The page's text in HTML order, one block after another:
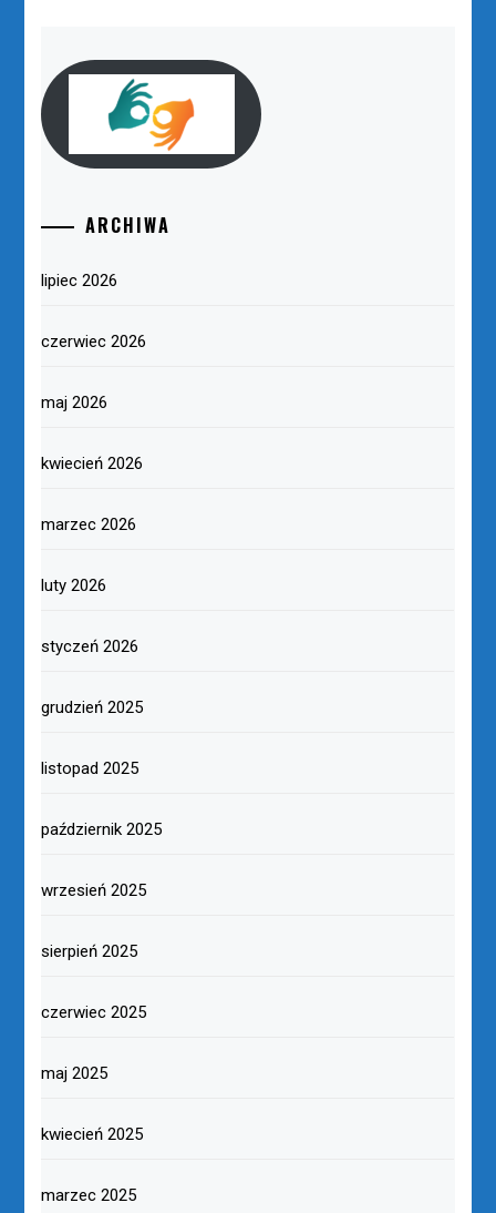
ARCHIWA
lipiec 2026
czerwiec 2026
maj 2026
kwiecień 2026
marzec 2026
luty 2026
styczeń 2026
grudzień 2025
listopad 2025
październik 2025
wrzesień 2025
sierpień 2025
czerwiec 2025
maj 2025
kwiecień 2025
marzec 2025